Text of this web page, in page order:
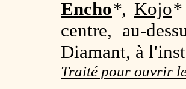
Encho*, Kojo*
centre, au-
Diamant, à
Traité pour ouvrir